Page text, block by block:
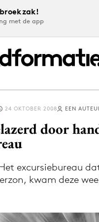
met de app
nieuws via de
Nieuws app
24 OKTOBER 2008 EEN
door
excursiebureau
kwam deze